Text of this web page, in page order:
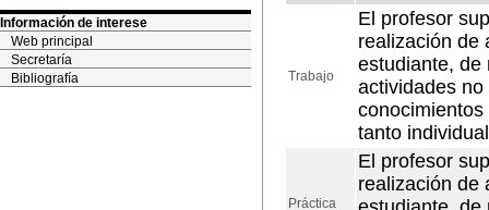
Información de interese
Web principal
Secretaría
Bibliografía
Trabajo
El profesor
realización de
estudiante, de
actividades
tanto
Práctica
El profesor
realización de